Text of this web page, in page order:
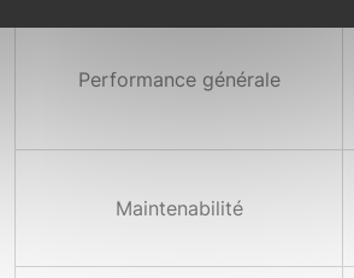
Performance générale
Maintenabilité